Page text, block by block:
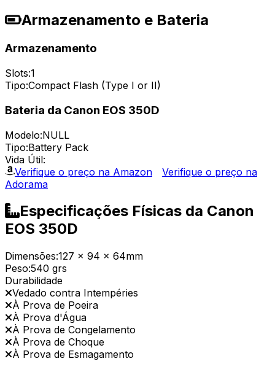
Armazenamento e Bateria
Armazenamento
Slots:1
Tipo:Compact Flash (Type I or II)
Bateria da Canon EOS 350D
Modelo:NULL
Tipo:Battery Pack
Vida Útil:
Verifique o preço na Amazon
Verifique o preço na
Adorama
Especificações Físicas da Canon
EOS 350D
Dimensões:127 x 94 x 64mm
Peso:540 grs
Durabilidade
Vedado contra Intempéries
À Prova de Poeira
À Prova d'Água
À Prova de Congelamento
À Prova de Choque
À Prova de Esmagamento